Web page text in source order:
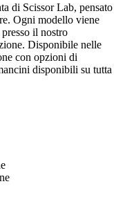
di Scissor Lab, pensato
Ogni modello viene
il nostro
Disponibile nelle
con opzioni di
disponibili su tutta